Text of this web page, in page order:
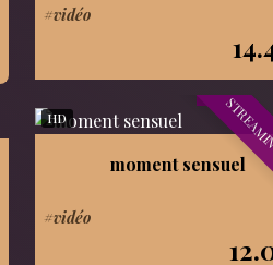
#vidéo
HD
moment sensuel
#vidéo